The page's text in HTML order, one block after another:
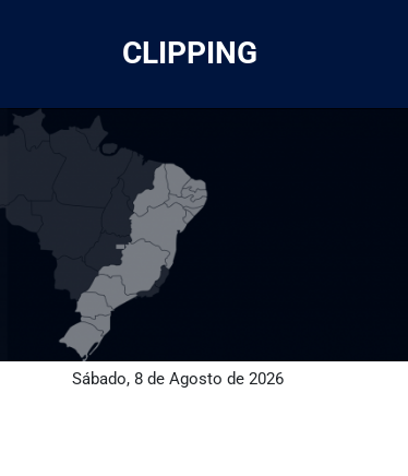
CLIPPING
Sábado, 8 de Agosto de 2026